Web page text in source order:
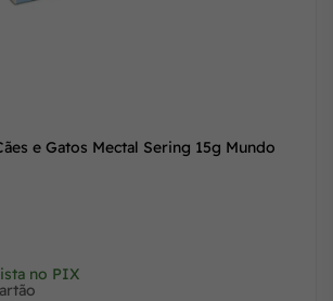
e Gatos Mectal Sering 15g Mundo
no PIX